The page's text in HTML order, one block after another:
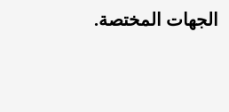
الجهات المختصة.